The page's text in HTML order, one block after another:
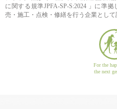
に関する規準JPFA-SP-S:2024 」に準
売・施工・点検・修繕を行う企業として
For the
the next